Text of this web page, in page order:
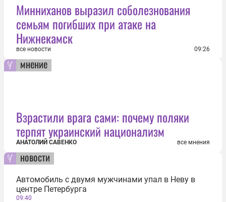
Минниханов выразил соболезнования
семьям погибших при атаке на
Нижнекамск
все новости 09:26
мнение
Взрастили врага сами: почему поляки
терпят украинский национализм
АНАТОЛИЙ САВЕНКО все мнения
новости
Автомобиль с двумя мужчинами упал в Неву в
центре Петербурга
09:40